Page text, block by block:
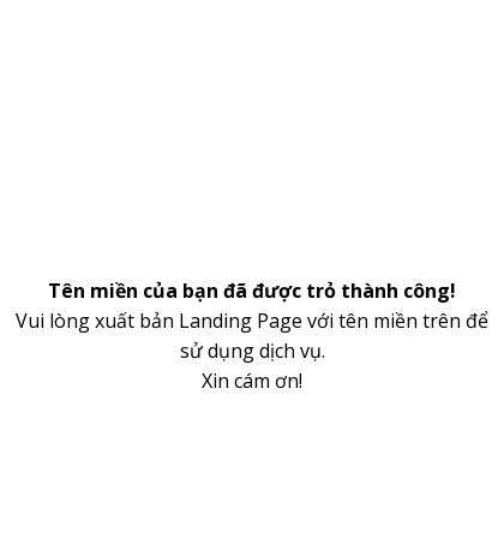
Tên miền của bạn đã được trỏ thành công!
Vui lòng xuất bản Landing Page với tên miền trên để
sử dụng dịch vụ.
Xin cám ơn!